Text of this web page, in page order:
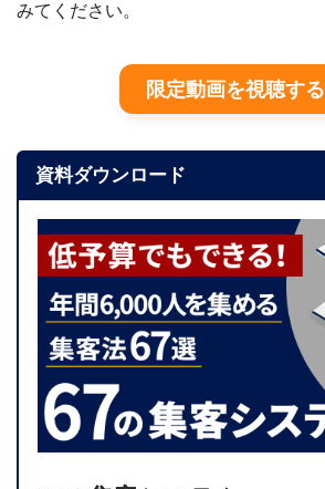
みてください。
限定動画を視聴する
資料ダウンロード